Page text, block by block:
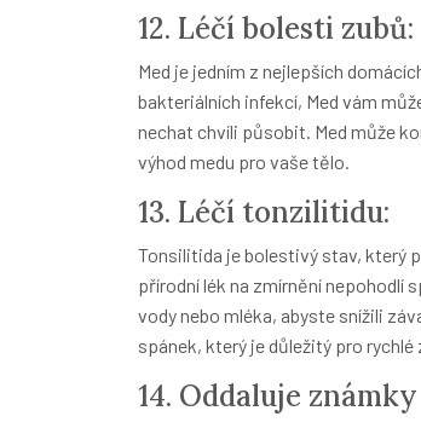
12. Léčí bolesti zubů:
Med je jedním z nejlepších
bakteriálních infekcí, Med vám
nechat chvíli působit. Med může
výhod medu pro vaše tělo.
13. Léčí tonzilitidu:
Tonsilitida je bolestivý stav, který
přírodní lék na zmírnění nepohodlí
vody nebo mléka, abyste snížili
spánek, který je důležitý pro rychlé
14. Oddaluje